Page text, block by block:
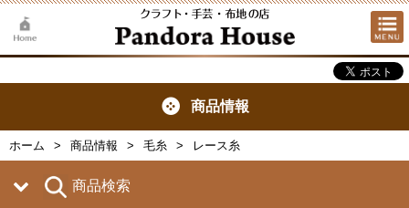
商品情報
ホーム 商品情報 毛糸 レース糸
商品検索